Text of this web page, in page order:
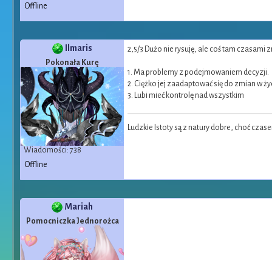
Offline
Ilmaris
Pokonała Kurę
Wiadomości: 738
2,5/3 Dużo nie rysuję, ale coś tam czasami
1. Ma problemy z podejmowaniem decyzji.
2. Ciężko jej zaadaptować się do zmian w
3. Lubi mieć kontrolę nad wszystkim
Ludzkie Istoty są z natury dobre, choć
Offline
Mariah
Pomocniczka Jednorożca